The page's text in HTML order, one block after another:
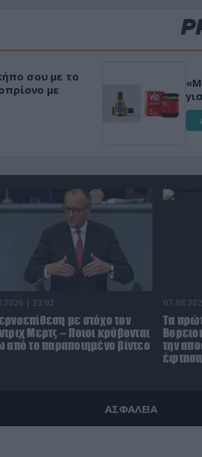
διεγερτικό
| 23:02
με στόχο τον
Μερτς – Ποιοι κρύβονται
από το παραποιημένο βίντεο
Τα
την
ΑΣΦΑΛΕΙΑ